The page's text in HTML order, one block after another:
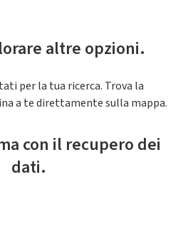
altre opzioni.
per la tua ricerca. Trova la
a te direttamente sulla mappa.
con il recupero dei
dati.